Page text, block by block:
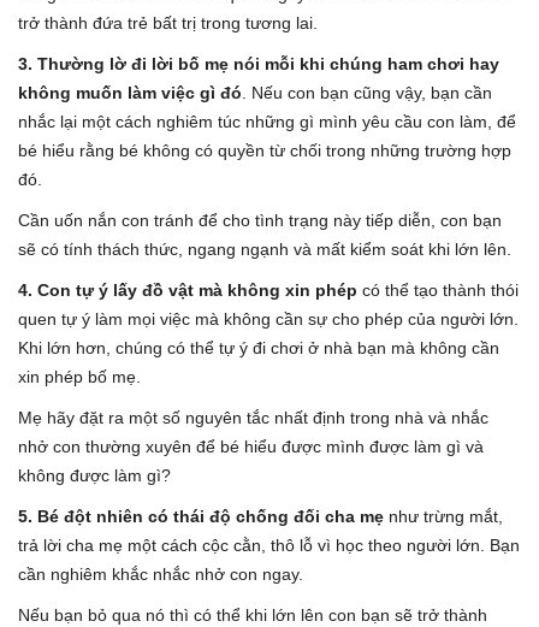
trở thành đứa trẻ bất trị trong tương lai.
3. Thường lờ đi lời bố mẹ nói mỗi khi chúng ham chơi hay
không muốn làm việc gì đó. Nếu con bạn cũng vậy, bạn cần
nhắc lại một cách nghiêm túc những gì mình yêu cầu con làm, để
bé hiểu rằng bé không có quyền từ chối trong những trường hợp
đó.
Cần uốn nắn con tránh để cho tình trạng này tiếp diễn, con bạn
sẽ có tính thách thức, ngang ngạnh và mất kiểm soát khi lớn lên.
4. Con tự ý lấy đồ vật mà không xin phép có thể tạo thành thói
quen tự ý làm mọi việc mà không cần sự cho phép của người lớn.
Khi lớn hơn, chúng có thể tự ý đi chơi ở nhà bạn mà không cần
xin phép bố mẹ.
Mẹ hãy đặt ra một số nguyên tắc nhất định trong nhà và nhắc
nhở con thường xuyên để bé hiểu được mình được làm gì và
không được làm gì?
5. Bé đột nhiên có thái độ chống đối cha mẹ như trừng mắt,
trả lời cha mẹ một cách cộc cằn, thô lỗ vì học theo người lớn. Bạn
cần nghiêm khắc nhắc nhở con ngay.
Nếu bạn bỏ qua nó thì có thể khi lớn lên con bạn sẽ trở thành